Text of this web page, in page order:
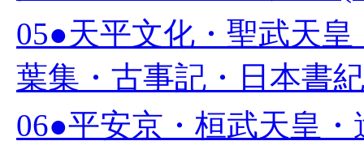
05●天平文化・聖武天
葉集・古事記・日本書
06●平安京・桓武天皇